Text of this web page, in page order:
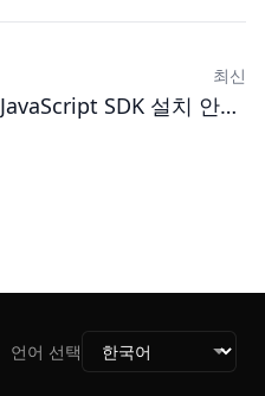
최신
JavaScript SDK 설치 안내서
언어 선택